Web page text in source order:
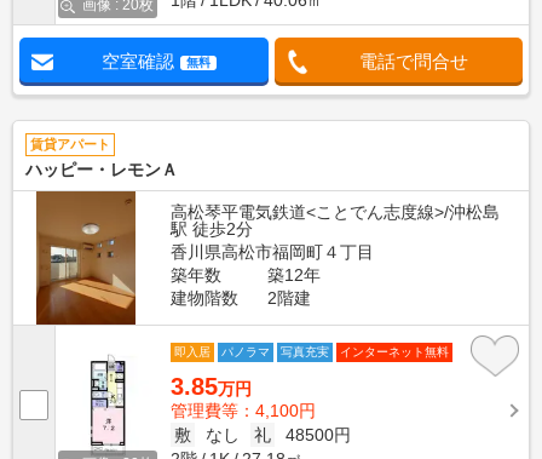
画像 : 20枚
空室確認 無料 電話で問合せ
賃貸アパート
ハッピー・レモンＡ
高松琴平電気鉄道<ことでん志度線>/沖松島
駅 徒歩2分
香川県高松市福岡町４丁目
築年数
築12年
建物階数
2階建
即入居 パノラマ 写真充実 インターネット無料
3.85万円
管理費等：4,100円
敷
なし 礼
48500円